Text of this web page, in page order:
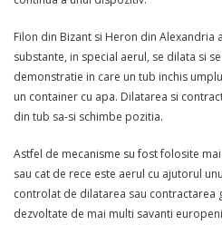
Filon din Bizant si Heron din Alexandria
substante, in special aerul, se dilata si
demonstratie in care un tub inchis
un container cu apa. Dilatarea si
din tub sa-si schimbe pozitia.
Astfel de mecanisme su fost folosite
sau cat de rece este aerul cu ajutorul
controlat de dilatarea sau contractarea
dezvoltate de mai multi savanti